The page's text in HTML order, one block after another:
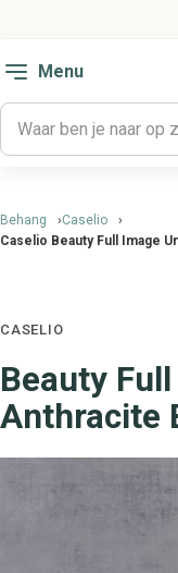
Menu
Behang
Caselio
Caselio Beauty Full Image
CASELIO
Beauty
Anthracite